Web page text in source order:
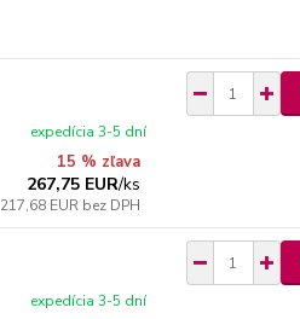
15 % zľava
267,75 EUR/ks
217,68 EUR bez DPH
expedícia 3-5 dní
expedícia 3-5 dní